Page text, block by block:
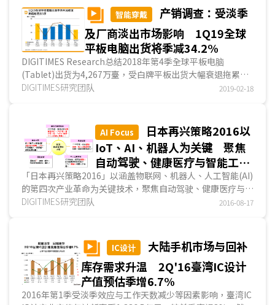
DRAM，或高端储存解决方案业者，营收与毛利率皆维持高度
年成长，整体库存周转天数亦处于相对健康区间，反映市场需
求与客户提前备货动能仍具支撑。...
智能穿戴
产销调查：受淡季
及厂商淡出市场影响 1Q19全球
平板电脑出货将季减34.2%
DIGITIMES Research总结2018年第4季全球平板电脑
(Tablet)出货为4,267万臺，受白牌平板出货大幅衰退拖累，
整体平板电脑出货季减2.3%、年减7.2%，整体而言旺季不
DIGITIMES研究团队 2019-02-18
AI Focus
日本再兴策略2016以
IoT、AI、机器人为关键 聚焦
自动驾驶、健康医疗与智能工
厂 推升2021年度GDP达600
萬億日圆
「日本再兴策略2016」以涵盖物联网、机器人、人工智能(AI)
的第四次产业革命为关键技术，聚焦自动驾驶、健康医疗与智
能工厂领域，目标推升日本2021年度国民生产毛额(GDP)扩
DIGITIMES研究团队 2016-08-17
IC设计
大陆手机市场与回补
库存需求升温 2Q'16臺湾IC设计
产值预估季增6.7%
2016年第1季受淡季效应与工作天数减少等因素影响，臺湾IC